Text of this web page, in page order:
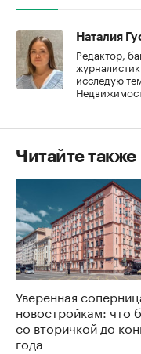
Наталия
Редактор,
исследую
Читайте также
Уверенная
новостройкам: что
со вторичкой до
года